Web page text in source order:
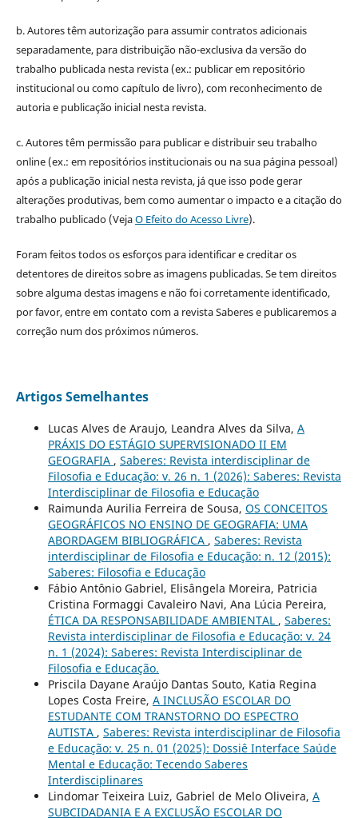
b. Autores têm autorização para assumir contratos adicionais
separadamente, para distribuição não-exclusiva da versão do
trabalho publicada nesta revista (ex.: publicar em repositório
institucional ou como capítulo de livro), com reconhecimento de
autoria e publicação inicial nesta revista.
c. Autores têm permissão para publicar e distribuir seu trabalho
online (ex.: em repositórios institucionais ou na sua página pessoal)
após a publicação inicial nesta revista, já que isso pode gerar
alterações produtivas, bem como aumentar o impacto e a citação do
trabalho publicado (VejaO Efeito do Acesso Livre).
Foram feitos todos os esforços para identificar e creditar os
detentores de direitos sobre as imagens publicadas. Se tem direitos
sobre alguma destas imagens e não foi corretamente identificado,
por favor, entre em contato com a revista Saberes e publicaremos a
correção num dos próximos números.
Artigos Semelhantes
Lucas Alves de Araujo, Leandra Alves da Silva, A
PRÁXIS DO ESTÁGIO SUPERVISIONADO II EM
GEOGRAFIA , Saberes: Revista interdisciplinar de
Filosofia e Educação: v. 26 n. 1 (2026): Saberes: Revista
Interdisciplinar de Filosofia e Educação
Raimunda Aurilia Ferreira de Sousa, OS CONCEITOS
GEOGRÁFICOS NO ENSINO DE GEOGRAFIA: UMA
ABORDAGEM BIBLIOGRÁFICA , Saberes: Revista
interdisciplinar de Filosofia e Educação: n. 12 (2015):
Saberes: Filosofia e Educação
Fábio Antônio Gabriel, Elisângela Moreira, Patricia
Cristina Formaggi Cavaleiro Navi, Ana Lúcia Pereira,
ÉTICA DA RESPONSABILIDADE AMBIENTAL , Saberes:
Revista interdisciplinar de Filosofia e Educação: v. 24
n. 1 (2024): Saberes: Revista Interdisciplinar de
Filosofia e Educação.
Priscila Dayane Araújo Dantas Souto, Katia Regina
Lopes Costa Freire, A INCLUSÃO ESCOLAR DO
ESTUDANTE COM TRANSTORNO DO ESPECTRO
AUTISTA , Saberes: Revista interdisciplinar de Filosofia
e Educação: v. 25 n. 01 (2025): Dossiê Interface Saúde
Mental e Educação: Tecendo Saberes
Interdisciplinares
Lindomar Teixeira Luiz, Gabriel de Melo Oliveira, A
SUBCIDADANIA E A EXCLUSÃO ESCOLAR DO